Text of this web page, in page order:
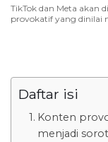
TikTok dan Meta akan
provokatif yang dinilai
Daftar isi
Konten
menjadi